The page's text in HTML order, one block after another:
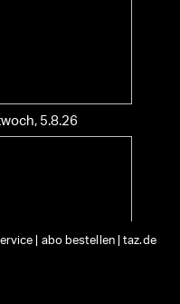
5.8.26
| abo bestellen|taz.de